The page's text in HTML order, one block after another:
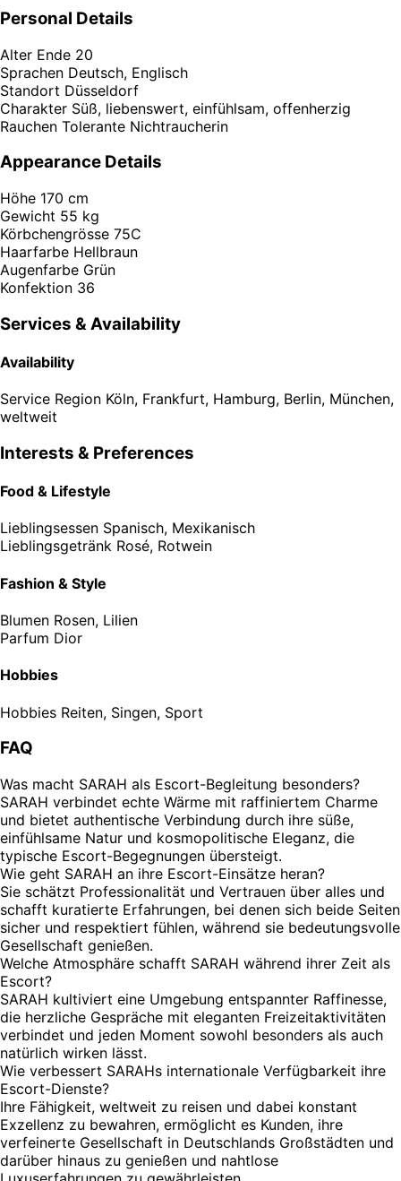
Personal Details
Alter Ende 20
Sprachen Deutsch, Englisch
Standort Düsseldorf
Charakter Süß, liebenswert, einfühlsam, offenherzig
Rauchen Tolerante Nichtraucherin
Appearance Details
Höhe 170 cm
Gewicht 55 kg
Körbchengrösse 75C
Haarfarbe Hellbraun
Augenfarbe Grün
Konfektion 36
Services & Availability
Availability
Service Region Köln, Frankfurt, Hamburg, Berlin, München,
weltweit
Interests & Preferences
Food & Lifestyle
Lieblingsessen Spanisch, Mexikanisch
Lieblingsgetränk Rosé, Rotwein
Fashion & Style
Blumen Rosen, Lilien
Parfum Dior
Hobbies
Hobbies Reiten, Singen, Sport
FAQ
Was macht SARAH als Escort-Begleitung besonders?
SARAH verbindet echte Wärme mit raffiniertem Charme
und bietet authentische Verbindung durch ihre süße,
einfühlsame Natur und kosmopolitische Eleganz, die
typische Escort-Begegnungen übersteigt.
Wie geht SARAH an ihre Escort-Einsätze heran?
Sie schätzt Professionalität und Vertrauen über alles und
schafft kuratierte Erfahrungen, bei denen sich beide Seiten
sicher und respektiert fühlen, während sie bedeutungsvolle
Gesellschaft genießen.
Welche Atmosphäre schafft SARAH während ihrer Zeit als
Escort?
SARAH kultiviert eine Umgebung entspannter Raffinesse,
die herzliche Gespräche mit eleganten Freizeitaktivitäten
verbindet und jeden Moment sowohl besonders als auch
natürlich wirken lässt.
Wie verbessert SARAHs internationale Verfügbarkeit ihre
Escort-Dienste?
Ihre Fähigkeit, weltweit zu reisen und dabei konstant
Exzellenz zu bewahren, ermöglicht es Kunden, ihre
verfeinerte Gesellschaft in Deutschlands Großstädten und
darüber hinaus zu genießen und nahtlose